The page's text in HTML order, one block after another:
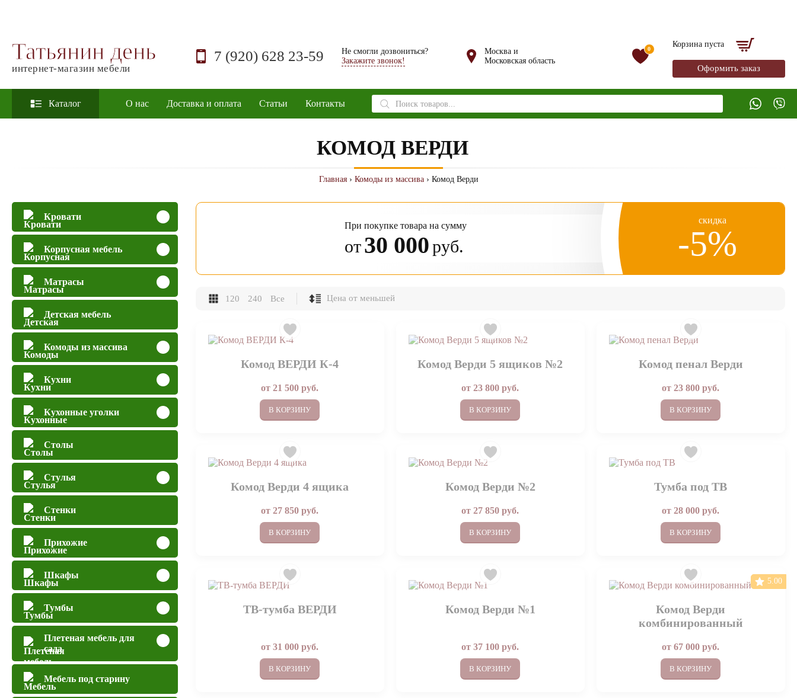
Татьянин день
интернет-магазин мебели
7 (920) 628 23-59
Не смогли дозвониться?
Закажите звонок!
Москва и
Московская область
0
Корзина пуста
Оформить заказ
Каталог О нас Доставка и оплата Статьи Контакты
Поиск
товаров
КОМОД ВЕРДИ
Главная› Комоды из массива› Комод Верди
Кровати
Корпусная мебель
Матрасы
Детская мебель
Комоды из массива
Кухни
Кухонные уголки
Столы
Стулья
Стенки
Прихожие
Шкафы
Тумбы
Плетеная мебель для
сада
Мебель под старину
При покупке товара на сумму
от30 000руб.
скидка
-5%
120 240 Все
Комод ВЕРДИ К-4
от21 500 руб.
В КОРЗИНУ
Комод Верди 5 ящиков №2
от23 800 руб.
В КОРЗИНУ
Комод пенал Верди
от23 800 руб.
В КОРЗИНУ
Комод Верди 4 ящика
от27 850 руб.
В КОРЗИНУ
Комод Верди №2
от27 850 руб.
В КОРЗИНУ
Тумба под ТВ
от28 000 руб.
В КОРЗИНУ
ТВ-тумба ВЕРДИ
от31 000 руб.
В КОРЗИНУ
Комод Верди №1
от37 100 руб.
В КОРЗИНУ
Комод Верди
комбинированный
от67 000 руб.
В КОРЗИНУ
5.00